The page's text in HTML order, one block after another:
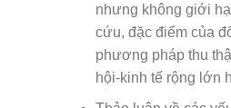
nhưng không giới
cứu, đặc điểm của
phương pháp thu
hội-kinh tế rộng lớn